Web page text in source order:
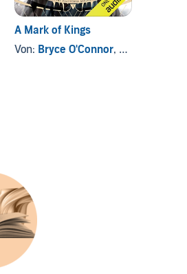
A Mark of Kings
Von: Bryce O'Connor, und andere